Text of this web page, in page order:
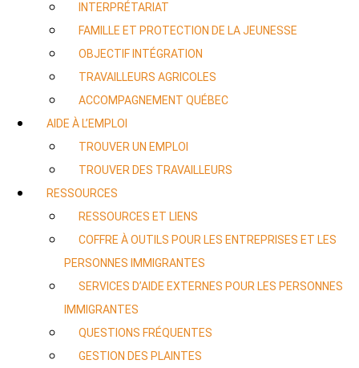
INTERPRÉTARIAT
FAMILLE ET PROTECTION DE LA JEUNESSE
OBJECTIF INTÉGRATION
TRAVAILLEURS AGRICOLES
ACCOMPAGNEMENT QUÉBEC
AIDE À L’EMPLOI
TROUVER UN EMPLOI
TROUVER DES TRAVAILLEURS
RESSOURCES
RESSOURCES ET LIENS
COFFRE À OUTILS POUR LES ENTREPRISES ET LES
PERSONNES IMMIGRANTES
SERVICES D’AIDE EXTERNES POUR LES PERSONNES
IMMIGRANTES
QUESTIONS FRÉQUENTES
GESTION DES PLAINTES